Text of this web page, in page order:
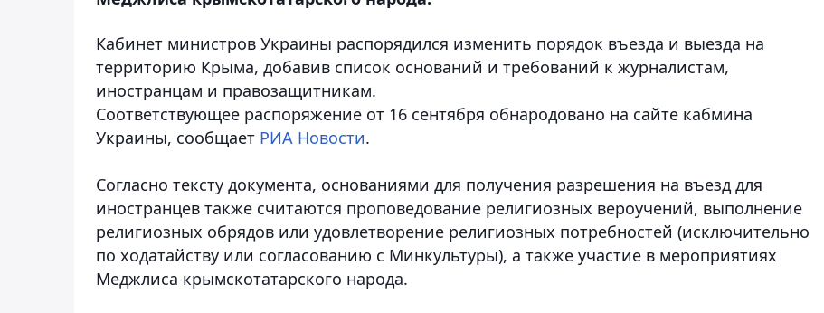
Кабинет министров Украины распорядился изменить порядок въезда и выезда на
территорию Крыма, добавив список оснований и требований к журналистам,
иностранцам и правозащитникам.
Соответствующее распоряжение от 16 сентября обнародовано на сайте кабмина
Украины, сообщает РИА Новости.
Согласно тексту документа, основаниями для получения разрешения на въезд для
иностранцев также считаются проповедование религиозных вероучений, выполнение
религиозных обрядов или удовлетворение религиозных потребностей (исключительно
по ходатайству или согласованию с Минкультуры), а также участие в мероприятиях
Меджлиса крымскотатарского народа.